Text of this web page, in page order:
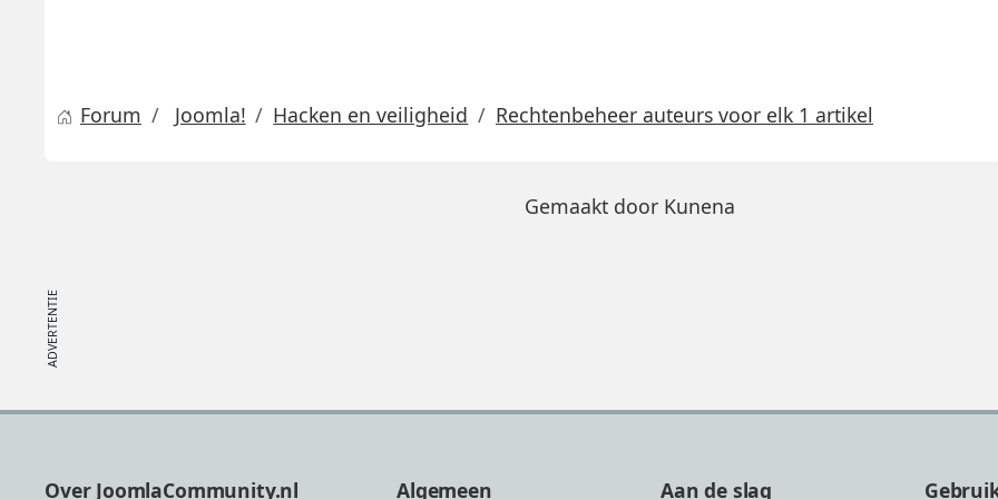
Forum Joomla! Hacken en veiligheid Rechtenbeheer auteurs voor elk 1 artikel
Gemaakt door Kunena
Over JoomlaCommunity.nl Algemeen Aan de slag